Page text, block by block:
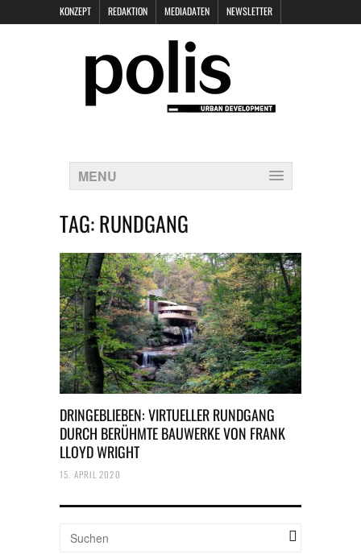
KONZEPT REDAKTION MEDIADATEN NEWSLETTER
DATENSCHUTZ
MENU
TAG:RUNDGANG
DRINGEBLIEBEN: VIRTUELLER RUNDGANG
DURCH BERÜHMTE BAUWERKE VON FRANK
LLOYD WRIGHT
15. APRIL 2020